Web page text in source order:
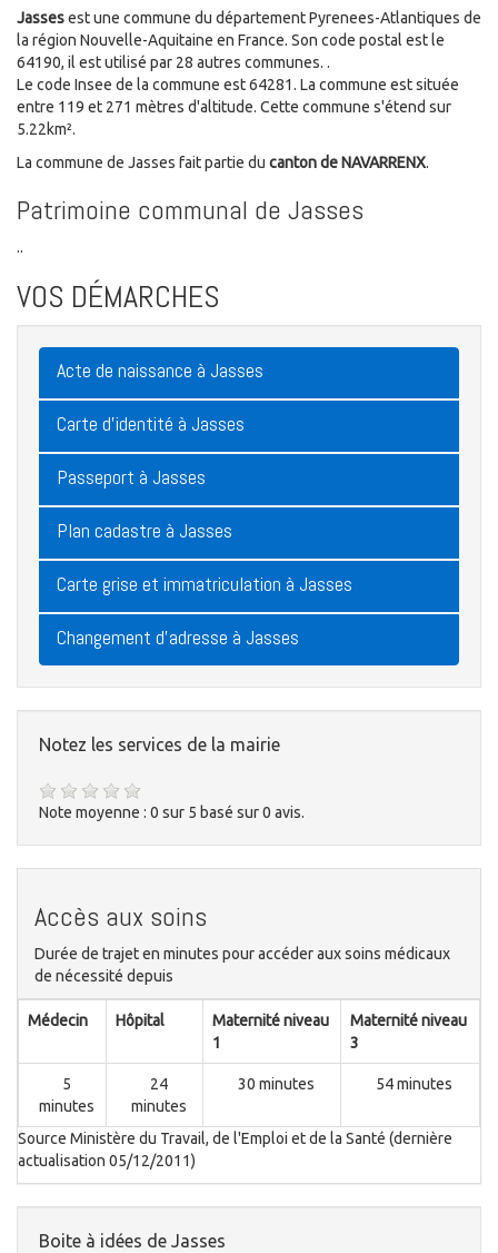
Jassesest une commune du département Pyrenees-Atlantiques de
la région Nouvelle-Aquitaine en France. Son code postal est le
64190, il est utilisé par 28 autres communes. .
Le code Insee de la commune est 64281. La commune est située
entre 119 et 271 mètres d'altitude. Cette commune s'étend sur
5.22km².
La commune de Jasses fait partie du canton de NAVARRENX.
Patrimoine communal de Jasses
..
VOS DÉMARCHES
Acte de naissance à Jasses
Carte d'identité à Jasses
Passeport à Jasses
Plan cadastre à Jasses
Carte grise et immatriculation à Jasses
Changement d'adresse à Jasses
Notez les services de la mairie
Note moyenne : 0 sur 5 basé sur0 avis.
Accès aux soins
Durée de trajet en minutes pour accéder aux soins médicaux
de nécessité depuis
Médecin Hôpital
Maternité niveau
1
Maternité niveau
3
5
minutes
24
minutes
30 minutes 54 minutes
Source Ministère du Travail, de l'Emploi et de la Santé (dernière
actualisation 05/12/2011)
Boite à idées de Jasses